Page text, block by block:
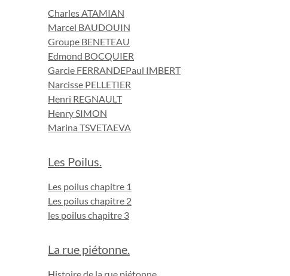
Charles ATAMIAN
Marcel BAUDOUIN
Groupe BENETEAU
Edmond BOCQUIER
Garcie FERRANDEPaul IMBERT
Narcisse PELLETIER
Henri REGNAULT
Henry SIMON
Marina TSVETAEVA
Les Poilus.
Les poilus chapitre 1
Les poilus chapitre 2
les poilus chapitre 3
La rue piétonne.